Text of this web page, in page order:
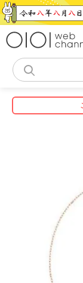
コ
ン